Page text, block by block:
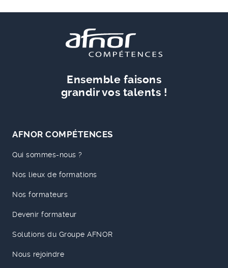
Ensemble faisons
grandir vos talents !
AFNOR COMPÉTENCES
Qui sommes-nous ?
Nos lieux de formations
Nos formateurs
Devenir formateur
Solutions du Groupe AFNOR
Nous rejoindre